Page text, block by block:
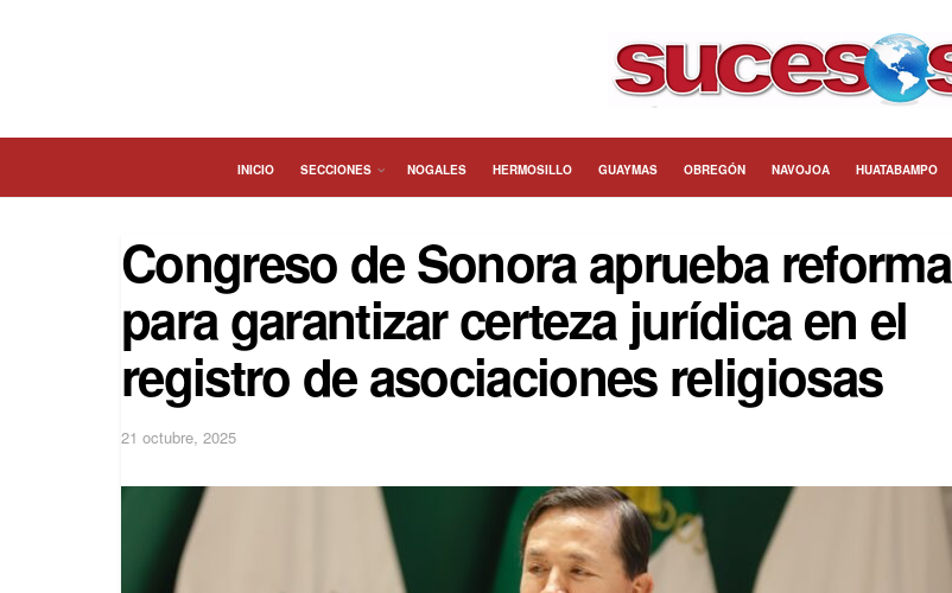
INICIO SECCIONES NOGALES HERMOSILLO GUAYMAS OBREGÓN NAVOJOA HUATABAMPO
Congreso de Sonora aprueba reforma
para garantizar certeza jurídica en el
registro de asociaciones religiosas
21 octubre, 2025